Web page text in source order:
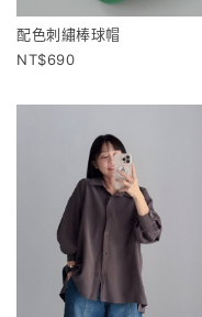
配色刺繡棒球帽
690